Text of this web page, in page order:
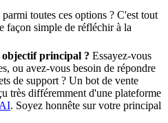
toutes ces options ? C'est tout
façon simple de réfléchir à la
principal ? Essayez-vous
ou avez-vous besoin de répondre
de support ? Un bot de vente
très différemment d'une plateforme
. Soyez honnête sur votre principal